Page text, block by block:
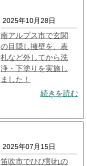
2025年10月28日
南アルプス市で玄関
の目隠し擁壁を、表
札など外してから洗
浄・下塗りを実施し
ました！
続きを読む
2025年07月15日
笛吹市でひび割れの